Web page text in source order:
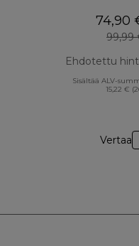
74,90
99,99
Ehdotettu
Sisältää ALV-
15,22 €
Vertaa